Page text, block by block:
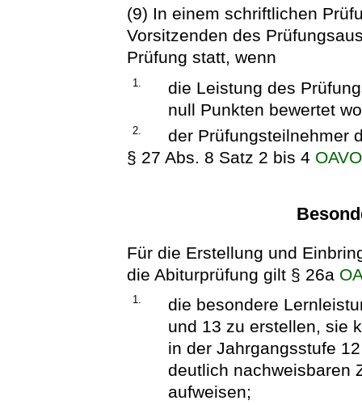
(9) In einem schriftlichen
Vorsitzenden des
Prüfung statt, wenn
1.
die Leistung des
null Punkten bewertet
2.
der Prüfungsteilnehmer
§ 27 Abs. 8 Satz 2 bis 4 OAVO
Für die Erstellung und
die Abiturprüfung gilt § 26a
1.
die besondere
und 13 zu erstellen, sie
in der Jahrgangsstufe
deutlich nachweisbaren
aufweisen;